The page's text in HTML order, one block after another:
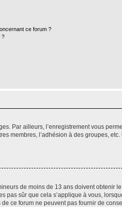
ce forum ?
?
Par ailleurs, l’enregistrement vous
membres, l’adhésion à des groupes, etc.
de moins de 13 ans doivent obtenir le
pas sûr que cela s’applique à vous,
ce forum ne peuvent pas fournir de